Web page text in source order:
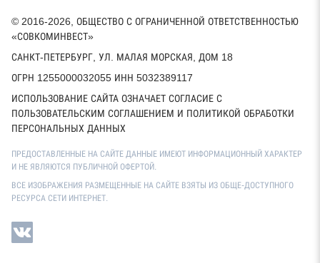
© 2016-2026, ОБЩЕСТВО С ОГРАНИЧЕННОЙ ОТВЕТСТВЕННОСТЬЮ
«СОВКОМИНВЕСТ»
САНКТ-ПЕТЕРБУРГ, УЛ. МАЛАЯ МОРСКАЯ, ДОМ 18
ОГРН 1255000032055 ИНН 5032389117
ИСПОЛЬЗОВАНИЕ САЙТА ОЗНАЧАЕТ СОГЛАСИЕ С
ПОЛЬЗОВАТЕЛЬСКИМ СОГЛАШЕНИЕМ И ПОЛИТИКОЙ ОБРАБОТКИ
ПЕРСОНАЛЬНЫХ ДАННЫХ
ПРЕДОСТАВЛЕННЫЕ НА САЙТЕ ДАННЫЕ ИМЕЮТ ИНФОРМАЦИОННЫЙ ХАРАКТЕР
И НЕ ЯВЛЯЮТСЯ ПУБЛИЧНОЙ ОФЕРТОЙ.
ВСЕ ИЗОБРАЖЕНИЯ РАЗМЕЩЕННЫЕ НА САЙТЕ ВЗЯТЫ ИЗ ОБЩЕ-ДОСТУПНОГО
РЕСУРСА СЕТИ ИНТЕРНЕТ.